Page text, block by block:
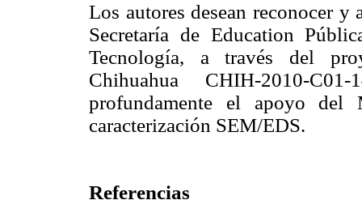
Los autores desean reconocer
Secretaría de Education
Tecnología, a través del
Chihuahua CHIH-2010-
profundamente el apoyo
caracterización SEM/EDS.
Referencias